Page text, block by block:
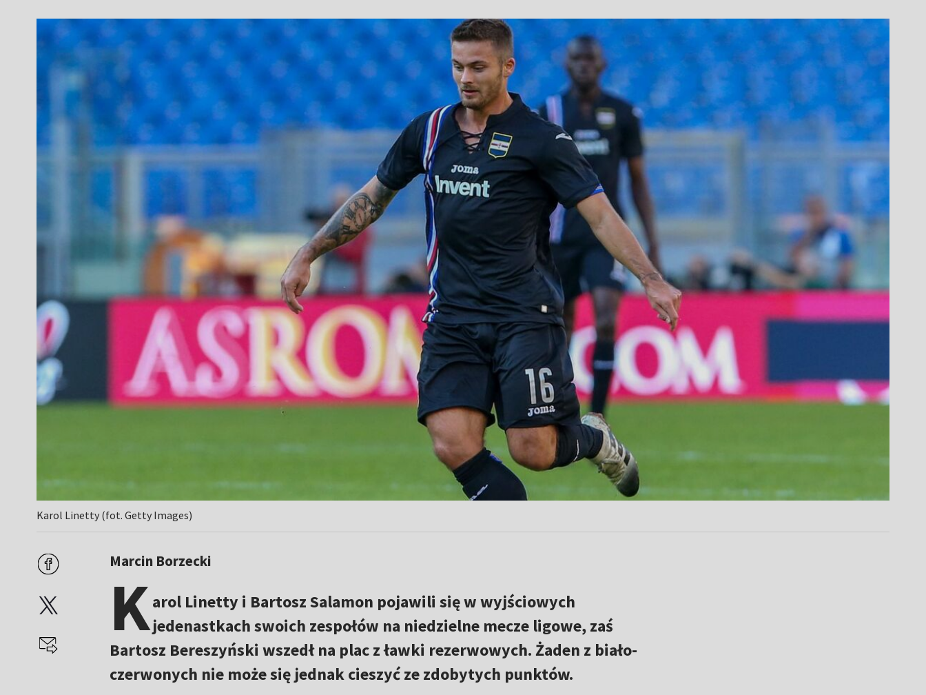
Karol Linetty (fot. Getty Images)
Marcin Borzecki
Karol Linetty i Bartosz Salamon pojawili się w wyjściowych
jedenastkach swoich zespołów na niedzielne mecze ligowe, zaś
Bartosz Bereszyński wszedł na plac z ławki rezerwowych. Żaden z biało-
czerwonych nie może się jednak cieszyć ze zdobytych punktów.